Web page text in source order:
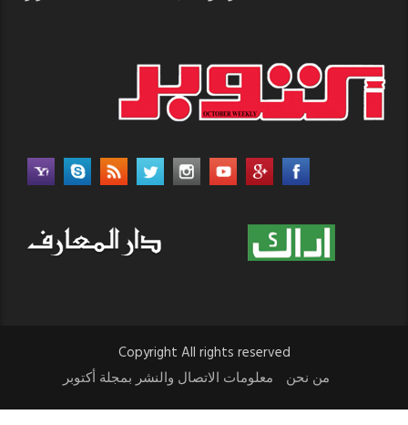
Copyright All rights reserved
من نحن
معلومات الاتصال والنشر بمجلة أكتوبر